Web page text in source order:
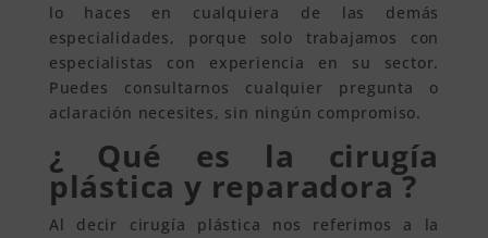
lo haces en cualquiera de las demás
especialidades, porque solo trabajamos con
especialistas con experiencia en su sector.
Puedes consultarnos cualquier pregunta o
aclaración necesites, sin ningún compromiso.
¿ Qué es la cirugía
plástica y reparadora ?
Al decir cirugía plástica nos referimos a la